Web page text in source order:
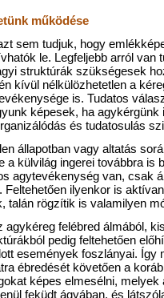
működése
sem tudjuk, hogy
le. Legfeljebb arról van
struktúrák szükségesek
kívül nélkülözhetetlen a
is. Tudatos
képesek, ha agykérgünk
és tudatosulás
állapotban vagy altatás
a külvilág ingerei továbbra is
agytevékenység van, csak
Feltehetően ilyenkor is
talán rögzítik is valamilyen
agykéreg felébred álmából,
pedig feltehetően
események foszlányai. Így
ébredését követően a
képes elmesélni,
feküdt ágyában, és